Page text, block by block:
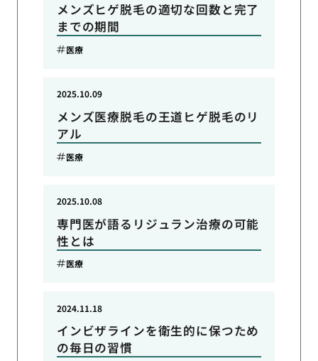
メンズヒゲ脱毛の適切な回数と完了
までの期間
医療
メンズ医療脱毛の王道ヒゲ脱毛のリ
アル
2025.10.09
医療
専門医が語るリジュラン治療の可能
性とは
2025.10.08
医療
インビザラインを衛生的に保つため
の毎日の習慣
2024.11.18